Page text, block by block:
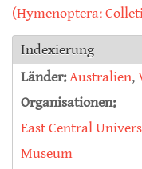
(Hymenoptera:
Indexierung
Länder:Australien,
Organisationen:
East Central
Museum